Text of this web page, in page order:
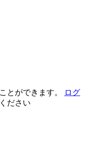
とができます。
ログ
ださい